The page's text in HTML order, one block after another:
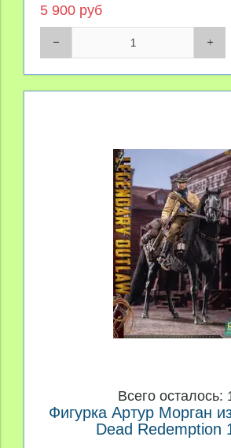
5 900 руб
Всего осталось:
Фигурка Артур Морган
Dead Redemption